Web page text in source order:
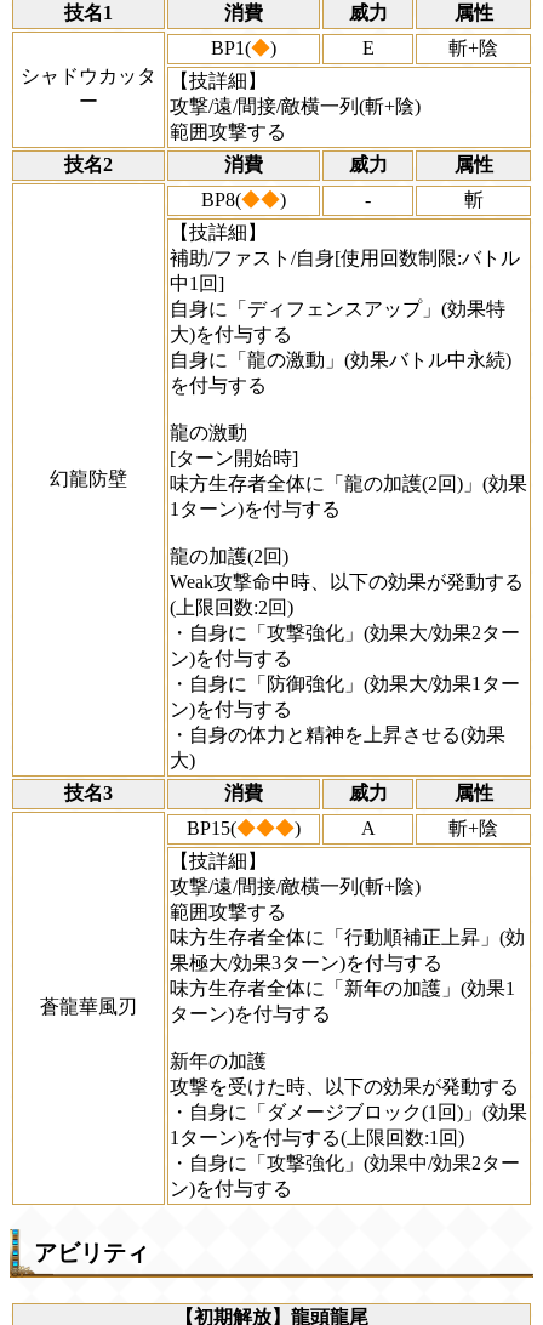
技名1 消費 威力 属性
シャドウカッタ
ー
BP1(◆) E
斬+陰
【技詳細】
攻撃/遠/間接/敵横一列(斬+陰)
範囲攻撃する
技名2
消費 威力 属性
幻龍防壁
BP8(◆◆) -
斬
【技詳細】
補助/ファスト/自身[使用回数制限:バトル
中1回]
自身に「ディフェンスアップ」(効果特
大)を付与する
自身に「龍の激動」(効果バトル中永続)
を付与する
龍の激動
[ターン開始時]
味方生存者全体に「龍の加護(2回)」(効果
1ターン)を付与する
龍の加護(2回)
Weak攻撃命中時、以下の効果が発動する
(上限回数:2回)
・自身に「攻撃強化」(効果大/効果2ター
ン)を付与する
・自身に「防御強化」(効果大/効果1ター
ン)を付与する
・自身の体力と精神を上昇させる(効果
大)
技名3
消費 威力 属性
蒼龍華風刃
BP15(◆◆◆) A
斬+陰
【技詳細】
攻撃/遠/間接/敵横一列(斬+陰)
範囲攻撃する
味方生存者全体に「行動順補正上昇」(効
果極大/効果3ターン)を付与する
味方生存者全体に「新年の加護」(効果1
ターン)を付与する
新年の加護
攻撃を受けた時、以下の効果が発動する
・自身に「ダメージブロック(1回)」(効果
1ターン)を付与する(上限回数:1回)
・自身に「攻撃強化」(効果中/効果2ター
ン)を付与する
アビリティ
【初期解放】龍頭龍尾